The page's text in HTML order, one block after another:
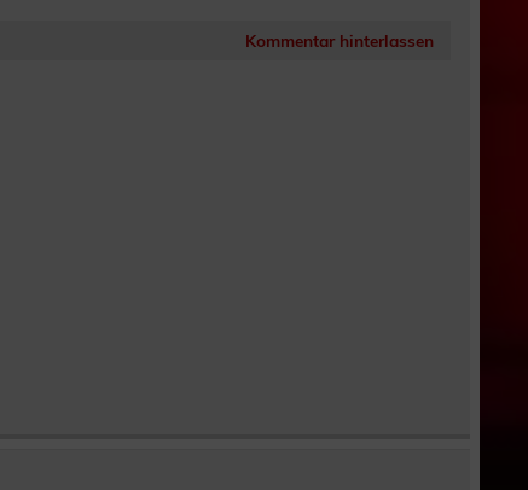
Kommentar hinterlassen